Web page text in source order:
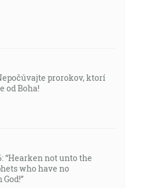
prorokov, ktorí
od Boha!
“Hearken not unto the
who have no